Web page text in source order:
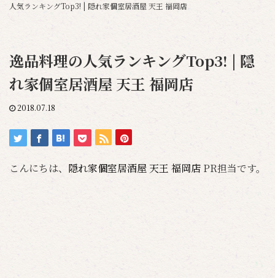
人気ランキングTop3! | 隠れ家個室居酒屋 天王 福岡店
逸品料理の人気ランキングTop3! | 隠
れ家個室居酒屋 天王 福岡店
2018.07.18
こんにちは、 隠れ家個室居酒屋 天王 福岡店 PR担当です。